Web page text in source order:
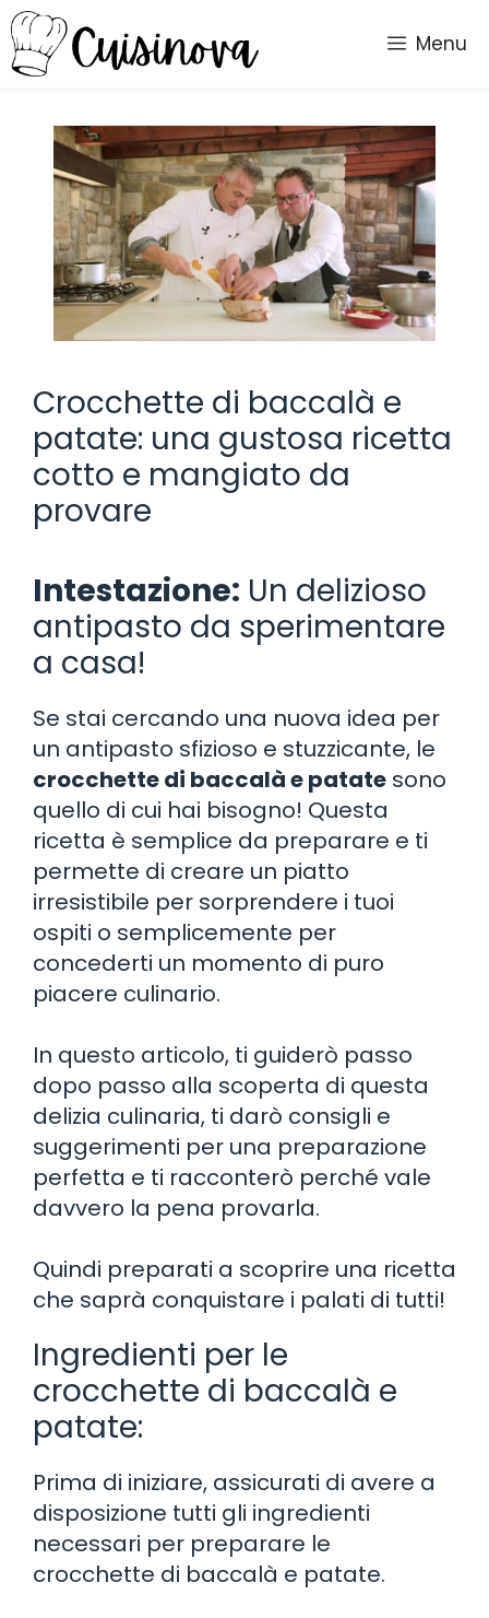
Vai
al
contenuto
Menu
Crocchette di baccalà e
patate: una gustosa ricetta
cotto e mangiato da
provare
Intestazione: Un delizioso
antipasto da sperimentare
a casa!
Se stai cercando una nuova idea per
un antipasto sfizioso e stuzzicante, le
crocchette di baccalà e patate sono
quello di cui hai bisogno! Questa
ricetta è semplice da preparare e ti
permette di creare un piatto
irresistibile per sorprendere i tuoi
ospiti o semplicemente per
concederti un momento di puro
piacere culinario.
In questo articolo, ti guiderò passo
dopo passo alla scoperta di questa
delizia culinaria, ti darò consigli e
suggerimenti per una preparazione
perfetta e ti racconterò perché vale
davvero la pena provarla.
Quindi preparati a scoprire una ricetta
che saprà conquistare i palati di tutti!
Ingredienti per le
crocchette di baccalà e
patate:
Prima di iniziare, assicurati di avere a
disposizione tutti gli ingredienti
necessari per preparare le
crocchette di baccalà e patate.